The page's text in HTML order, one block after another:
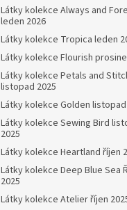
Látky kolekce Always and
leden 2026
Látky kolekce Tropica leden
Látky kolekce Flourish
Látky kolekce Petals and
listopad 2025
Látky kolekce Golden listopad
Látky kolekce Sewing Bird
2025
Látky kolekce Heartland říjen
Látky kolekce Deep Blue Sea
2025
Látky kolekce Atelier říjen